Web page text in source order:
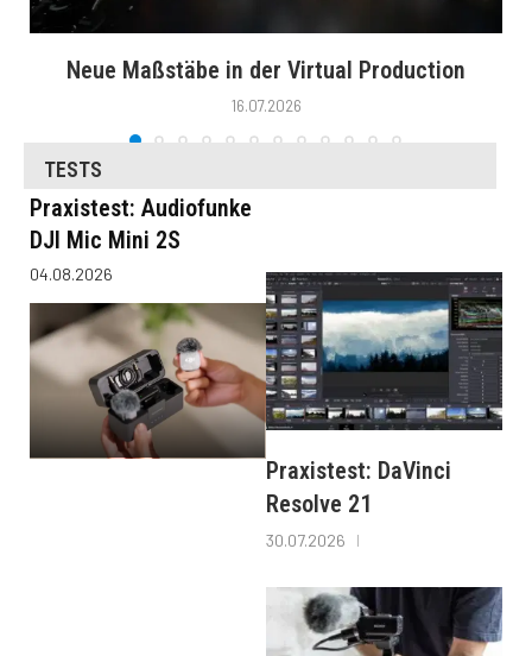
Neue Maßstäbe in der Virtual Production
16.07.2026
TESTS
Praxistest: Audiofunke
DJI Mic Mini 2S
04.08.2026
Praxistest: DaVinci
Resolve 21
30.07.2026